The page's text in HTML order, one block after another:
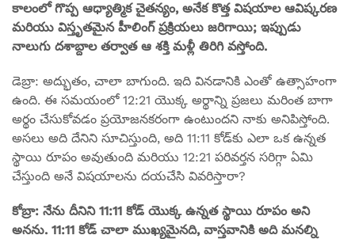
కాలంలో గొప్ప ఆధ్యాత్మిక చైతన్యం, అనేక కొత్త విషయాల ఆవిష్కరణ
మరియు విస్తృతమైన హీలింగ్ ప్రక్రియలు జరిగాయి; ఇప్పుడు
నాలుగు దశాబ్దాల తర్వాత ఆ శక్తి మళ్లీ తిరిగి వస్తోంది.
డెబ్రా: అద్భుతం, చాలా బాగుంది. ఇది వినడానికి ఎంతో ఉత్సాహంగా
ఉంది. ఈ సమయంలో 12:21 యొక్క అర్థాన్ని ప్రజలు మరింత బాగా
అర్థం చేసుకోవడం ప్రయోజనకరంగా ఉంటుందని నాకు అనిపిస్తోంది.
అసలు అది దేనిని సూచిస్తుంది, అది 11:11 కోడ్‌కు ఎలా ఒక ఉన్నత
స్థాయి రూపం అవుతుంది మరియు 12:21 పరివర్తన సరిగ్గా ఏమి
చేస్తుంది అనే విషయాలను దయచేసి వివరిస్తారా?
కోబ్రా: నేను దీనిని 11:11 కోడ్ యొక్క ఉన్నత స్థాయి రూపం అని
అనను. 11:11 కోడ్ చాలా ముఖ్యమైనది, వాస్తవానికి అది మనల్ని